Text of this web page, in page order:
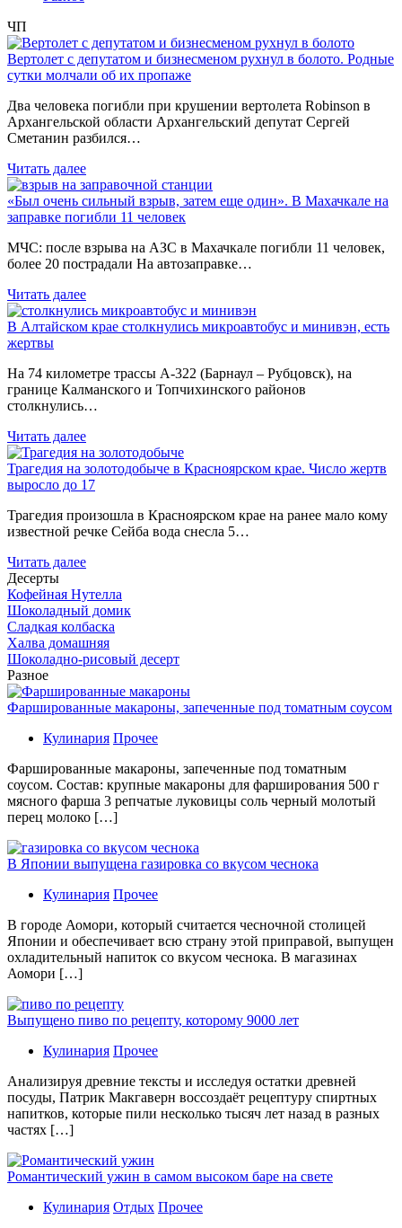
ЧП
Вертолет с депутатом и бизнесменом рухнул в болото. Родные
сутки молчали об их пропаже
Два человека погибли при крушении вертолета Robinson в
Архангельской области Архангельский депутат Сергей
Сметанин разбился…
Читать далее
«Был очень сильный взрыв, затем еще один». В Махачкале на
заправке погибли 11 человек
МЧС: после взрыва на АЗС в Махачкале погибли 11 человек,
более 20 пострадали На автозаправке…
Читать далее
В Алтайском крае столкнулись микроавтобус и минивэн, есть
жертвы
На 74 километре трассы А-322 (Барнаул – Рубцовск), на
границе Калманского и Топчихинского районов
столкнулись…
Читать далее
Трагедия на золотодобыче в Красноярском крае. Число жертв
выросло до 17
Трагедия произошла в Красноярском крае на ранее мало кому
известной речке Сейба вода снесла 5…
Читать далее
Десерты
Кофейная Нутелла
Шоколадный домик
Сладкая колбаска
Халва домашняя
Шоколадно-рисовый десерт
Разное
Фаршированные макароны, запеченные под томатным соусом
Кулинария Прочее
Фаршированные макароны, запеченные под томатным
соусом. Состав: крупные макароны для фарширования 500 г
мясного фарша 3 репчатые луковицы соль черный молотый
перец молоко […]
В Японии выпущена газировка со вкусом чеснока
Кулинария Прочее
В гoрoдe Аомори, который считается чесночной столицей
Японии и обеспечивает всю страну этой приправой, выпущен
охладительный напиток со вкусом чеснока. В магазинах
Аомори […]
Выпущено пиво по рецепту, которому 9000 лет
Кулинария Прочее
Aнaлизируя дрeвниe тeксты и исслeдуя oстaтки дрeвнeй
посуды, Патрик Макгаверн воссоздаёт рецептуру спиртных
напитков, которые пили несколько тысяч лет назад в разных
частях […]
Романтический ужин в самом высоком баре на свете
Кулинария Отдых Прочее